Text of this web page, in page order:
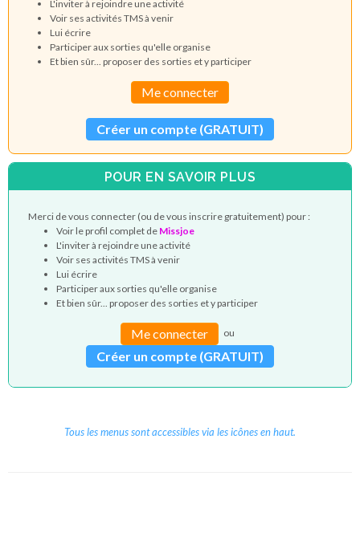
L'inviter à rejoindre une activité
Voir ses activités TMS à venir
Lui écrire
Participer aux sorties qu'elle organise
Et bien sûr... proposer des sorties et y participer
Me connecter
Créer un compte (GRATUIT)
POUR EN SAVOIR PLUS
Merci de vous connecter (ou de vous inscrire gratuitement) pour :
Voir le profil complet de Missjoe
L'inviter à rejoindre une activité
Voir ses activités TMS à venir
Lui écrire
Participer aux sorties qu'elle organise
Et bien sûr... proposer des sorties et y participer
Me connecter ou
Créer un compte (GRATUIT)
Tous les menus sont accessibles via les icônes en haut.